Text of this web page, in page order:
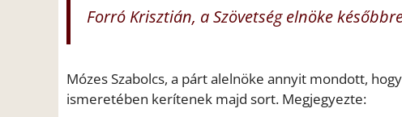
Forró Krisztián, a Szövetség elnöke
Mózes Szabolcs, a párt alelnöke annyit mondott,
ismeretében kerítenek majd sort. Megjegyezte: